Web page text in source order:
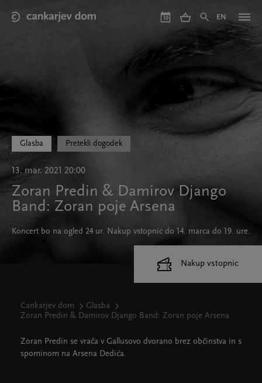
main
10 EN
Glasba Pretekli dogodek
13. mar. 2021 20:00
Zoran Predin & Damirov Django
Band: Zoran poje Arsena
Koncert bo na ogled 24 ur. Nakup vstopnic do 14. marca do 19. ure.
Cankarjev dom
Glasba
Zoran Predin & Damirov Django Band: Zoran poje Arsena
Zoran Predin se vrača v Gallusovo dvorano brez občinstva in s
spominom na Arsena Dedića.
Nakup vstopnic